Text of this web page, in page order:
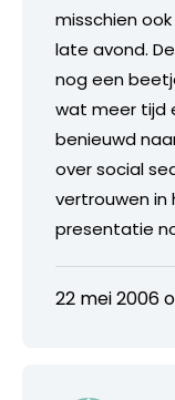
misschien
late avond.
nog een
wat meer tijd
benieuwd
over social
vertrouwen in
presentatie
22 mei 2006